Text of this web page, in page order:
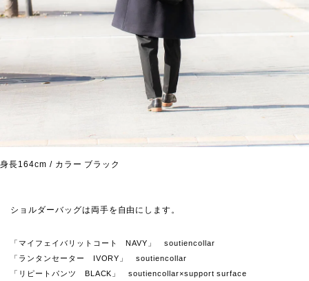
身長164cm / カラー ブラック
ショルダーバッグは両手を自由にします。
「マイフェイバリットコート NAVY」 soutiencollar
「ランタンセーター IVORY」 soutiencollar
「リピートパンツ BLACK」 soutiencollar×support surface